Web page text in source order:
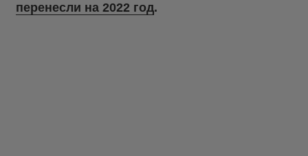
перенесли на 2022 год.